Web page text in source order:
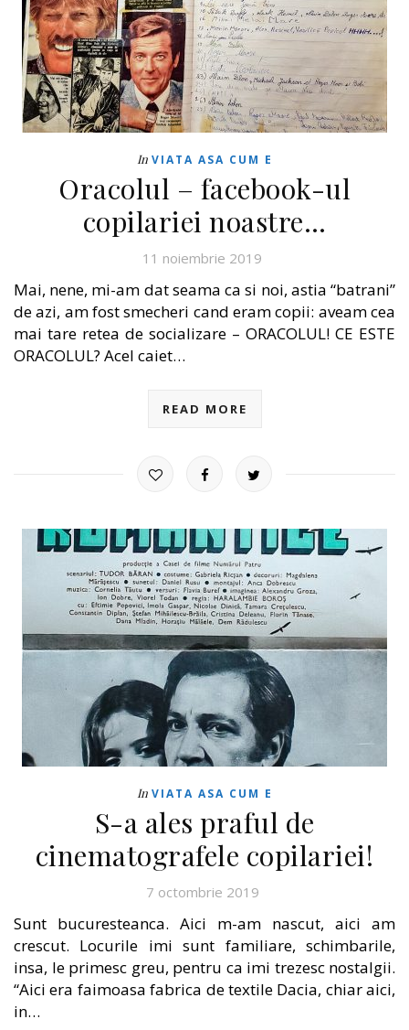
In VIATA ASA CUM E
Oracolul – facebook-ul
copilariei noastre…
11 noiembrie 2019
Mai, nene, mi-am dat seama ca si noi, astia “batrani”
de azi, am fost smecheri cand eram copii: aveam cea
mai tare retea de socializare – ORACOLUL! CE ESTE
ORACOLUL? Acel caiet…
READ MORE
In VIATA ASA CUM E
S-a ales praful de
cinematografele copilariei!
7 octombrie 2019
Sunt bucuresteanca. Aici m-am nascut, aici am
crescut. Locurile imi sunt familiare, schimbarile,
insa, le primesc greu, pentru ca imi trezesc nostalgii.
“Aici era faimoasa fabrica de textile Dacia, chiar aici,
in…